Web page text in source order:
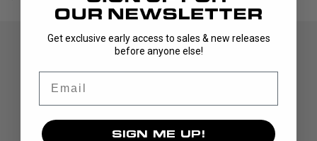
Get exclusive early access to sales & new releases
before anyone else!
SIGN ME UP!